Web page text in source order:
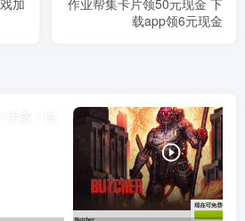
加
作业帮集卡片领50元现金 下
载app领6元现金